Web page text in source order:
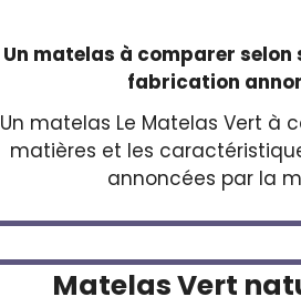
Un matelas à comparer selon
fabrication
Un matelas Le Matelas Vert à
matières et les
annoncées par la
Matelas Vert